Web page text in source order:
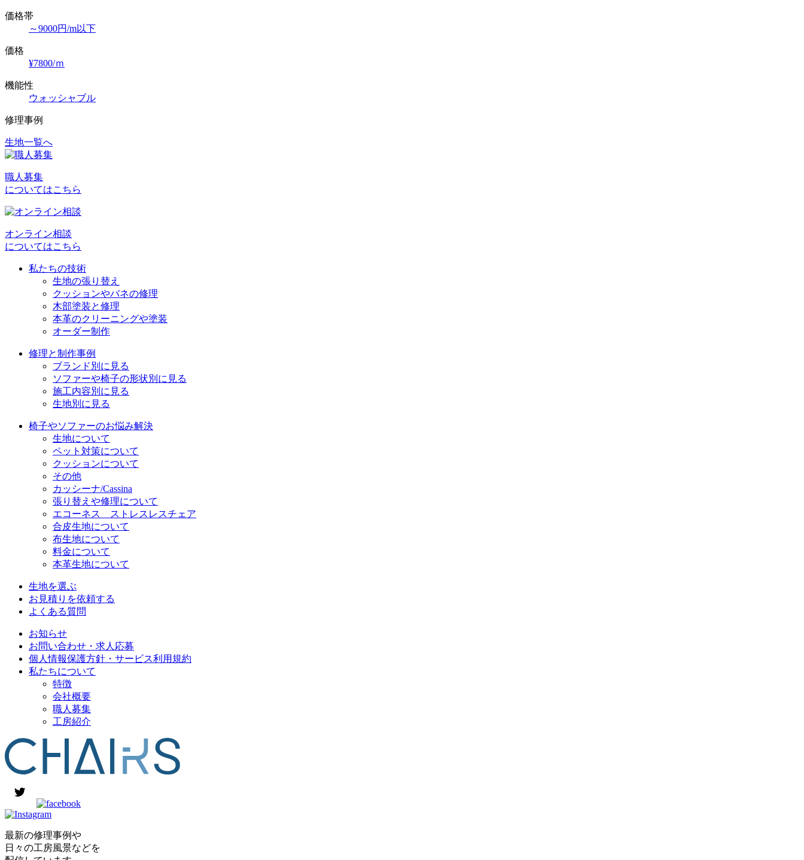
価格帯
～9000円/m以下
価格
¥7800/ｍ
機能性
ウォッシャブル
修理事例
投
ナ
ビ
ー
生地一覧へ
職人募集
についてはこちら
オンライン相談
についてはこちら
私たちの技術
生地の張り替え
クッションやバネの修理
木部塗装と修理
本革のクリーニングや塗装
オーダー制作
修理と制作事例
ブランド別に見る
ソファーや椅子の形状別に見る
施工内容別に見る
生地別に見る
椅子やソファーのお悩み解決
生地について
ペット対策について
クッションについて
その他
カッシーナ/Cassina
張り替えや修理について
エコーネス ストレスレスチェア
合皮生地について
布生地について
料金について
本革生地について
生地を選ぶ
お見積りを依頼する
よくある質問
お知らせ
お問い合わせ・求人応募
個人情報保護方針・サービス利用規約
私たちについて
特徴
会社概要
職人募集
工房紹介
最新の修理事例や
日々の工房風景などを